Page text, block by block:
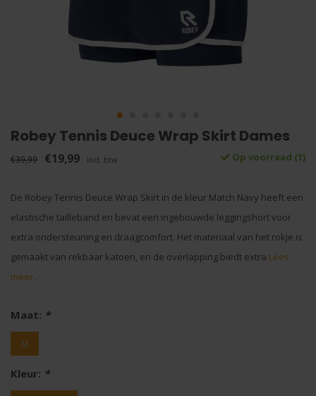
Robey Tennis Deuce Wrap Skirt Dames
€39,99 €19,99 Incl. btw Op voorraad (1)
De Robey Tennis Deuce Wrap Skirt in de kleur Match Navy heeft een
elastische tailleband en bevat een ingebouwde leggingshort voor
extra ondersteuning en draagcomfort. Het materiaal van het rokje is
gemaakt van rekbaar katoen, en de overlapping biedt extra Lees
meer..
Maat: *
M
Kleur: *